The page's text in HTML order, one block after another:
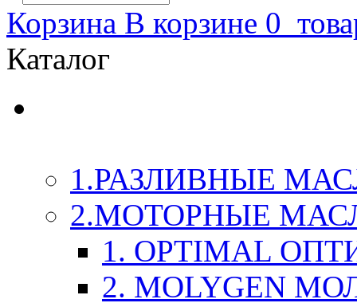
Корзина В корзине 0
Каталог
1.РАЗЛИВНЫЕ
2.МОТОРНЫЕ
1. OPTIMAL
2. MOLYGEN